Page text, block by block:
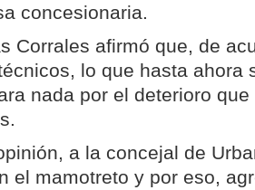
concesionaria.
Corrales afirmó que, de
lo que hasta ahora
nada por el deterioro
a la concejal de
el mamotreto y por eso,